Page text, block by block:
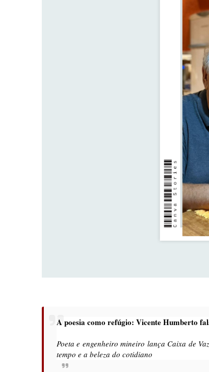
A poesia como refúgio: Vicente Humberto
Poeta e engenheiro mineiro lança Caixa de
tempo e a beleza do cotidiano